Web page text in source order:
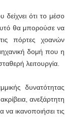
δείχνει ότι το μέσο
θα μπορούσε να
πόρτες χοανών
δομή που η
λειτουργία.
δυνατότητας
ανεξάρτητη
ικανοποιήσει τις